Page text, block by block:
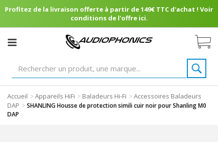
Profitez de la livraison offerte à partir de 149€ TTC d'achat ! Voir
conditions de l'offre ici.
Accueil >Appareils HiFi > Baladeurs Hi-Fi >Accessoires Baladeurs
DAP >SHANLING Housse de protection simili cuir noir pour Shanling M0
DAP